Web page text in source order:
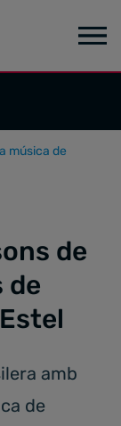
música de
de
de
amb
de